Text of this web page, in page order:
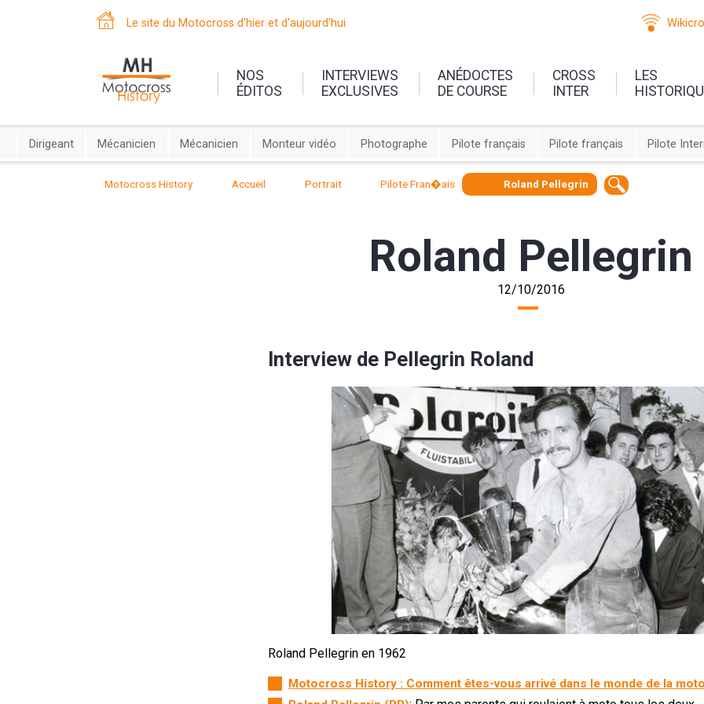
Le site du Motocross d'hier et d'aujourd'hui
NOS
ÉDITOS
INTERVIEWS
EXCLUSIVES
ANÉDOCTES
DE COURSE
CROSS
INTER
LES
Dirigeant Mécanicien Mécanicien Monteur vidéo Photographe Pilote français Pilote français Pilote
Motocross History Accueil Portrait Pilote Fran�ais Roland Pellegrin
Roland Pellegrin
12/10/2016
Interview de Pellegrin Roland
Roland Pellegrin en 1962
Motocross History : Comment êtes-vous arrivé dans le monde de la